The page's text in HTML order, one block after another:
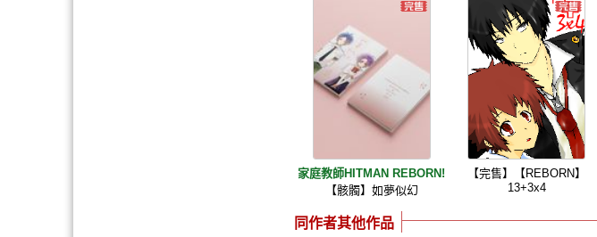
家庭教師HITMAN REBORN!
【骸髑】如夢似幻
【完售】【REBORN】
13+3x4
同作者其他作品